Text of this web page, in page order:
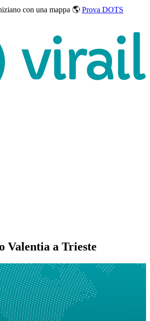
con una mappa 🌎 Prova DOTS
Valentia a Trieste